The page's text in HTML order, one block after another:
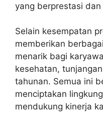
yang berprestasi
Selain kesempatan
memberikan
menarik bagi
kesehatan,
tahunan. Semua ini
menciptakan
mendukung kinerja